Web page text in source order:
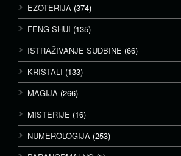
EZOTERIJA (374)
FENG SHUI (135)
ISTRAŽIVANJE SUDBINE (66)
KRISTALI (133)
MAGIJA (266)
MISTERIJE (16)
NUMEROLOGIJA (253)